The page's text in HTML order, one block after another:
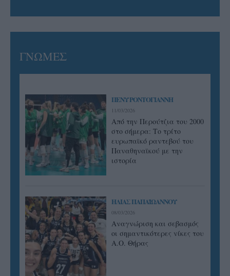
ΓΝΩΜΕΣ
ΠΕΝΥ ΡΟΝΤΟΓΙΑΝΝΗ
11/03/2026
Από την Περούτζια του 2000
στο σήμερα: Tο τρίτο
ευρωπαϊκό ραντεβού του
Παναθηναϊκού με την
ιστορία
ΗΛΙΑΣ ΠΑΠΑΪΩΑΝΝΟΥ
08/03/2026
Αναγνώριση και σεβασμός
οι σημαντικότερες νίκες του
Α.Ο. Θήρας